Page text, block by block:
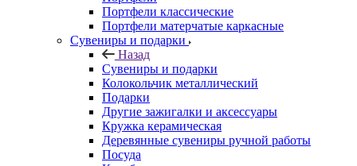
Портфели классические
Портфели матерчатые каркасные
Сувениры и подарки
Назад
Сувениры и подарки
Колокольчик металлический
Подарки
Другие зажигалки и аксессуары
Кружка керамическая
Деревянные сувениры ручной работы
Посуда